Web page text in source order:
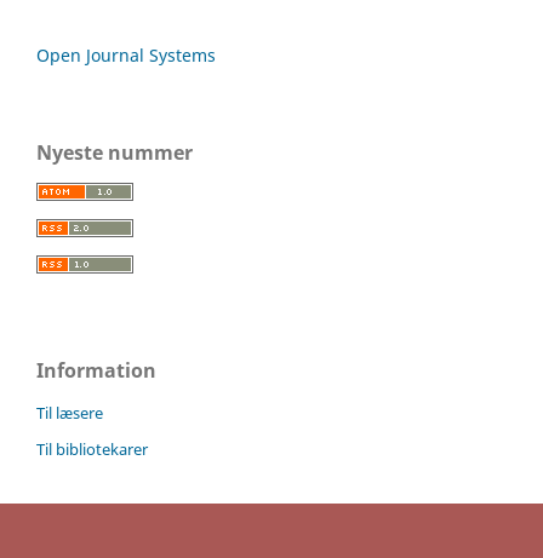
Open Journal Systems
Nyeste nummer
Information
Til læsere
Til bibliotekarer